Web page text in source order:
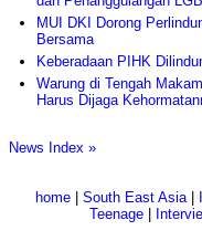
MUI DKI Dorong
Bersama
Keberadaan PIHK
Warung di Tengah
Harus Dijaga
News Index »
home| South East Asia|
Teenage